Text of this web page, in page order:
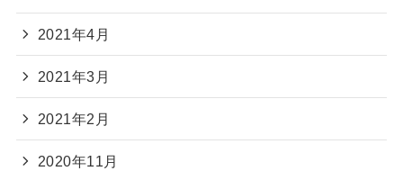
2021年4月
2021年3月
2021年2月
2020年11月